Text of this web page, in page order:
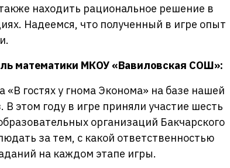
находить рациональное решение в
Надеемся, что полученный в игре опыт
математики МКОУ «Вавиловская СОШ»:
«В гостях у гнома Эконома» на базе нашей
этом году в игре приняли участие шесть
организаций Бакчарского
за тем, с какой ответственностью
на каждом этапе игры.